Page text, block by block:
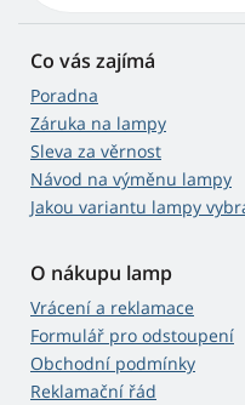
Co vás zajímá
Poradna
Záruka na lampy
Sleva za věrnost
Návod na výměnu lampy
Jakou variantu lampy
O nákupu lamp
Vrácení a reklamace
Formulář pro odstoupení
Obchodní podmínky
Reklamační řád